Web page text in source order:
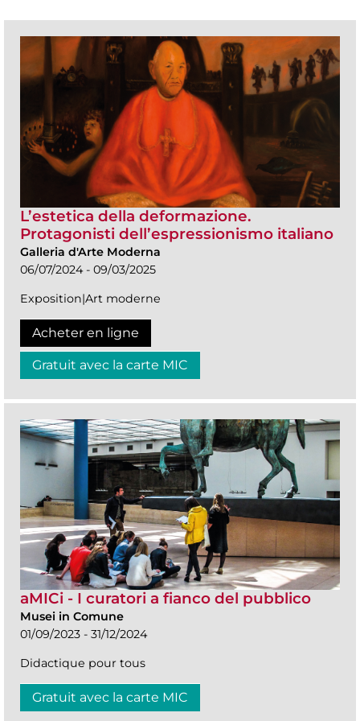
L’estetica della deformazione.
Protagonisti dell’espressionismo italiano
Galleria d'Arte Moderna
06/07/2024 - 09/03/2025
Exposition|Art moderne
Acheter en ligne
Gratuit avec la carte MIC
aMICi - I curatori a fianco del pubblico
Musei in Comune
01/09/2023 - 31/12/2024
Didactique pour tous
Gratuit avec la carte MIC